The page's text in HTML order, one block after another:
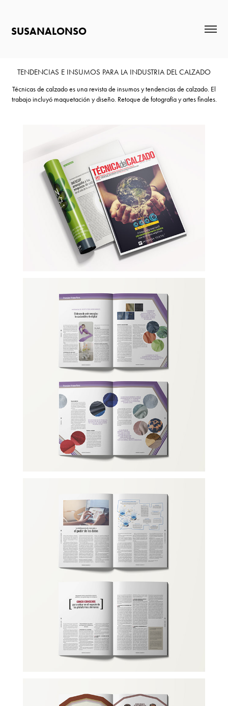
SUSANALONSO
TENDENCIAS E INSUMOS PARA LA INDUSTRIA DEL CALZADO
Técnicas de calzado es una revista de insumos y tendencias de calzado. El
trabajo incluyó maquetación y diseño. Retoque de fotografía y artes finales.